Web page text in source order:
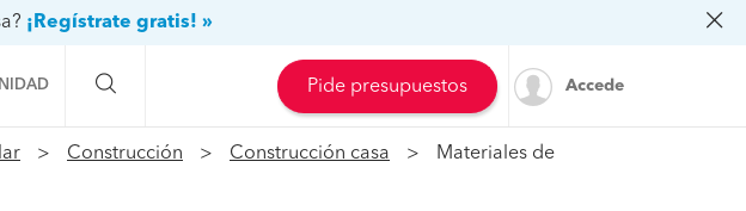
¡Regístrate gratis! »
Preguntas a la comunidad
Pide presupuestos Accede
Construcción Construcción casa
Materiales de